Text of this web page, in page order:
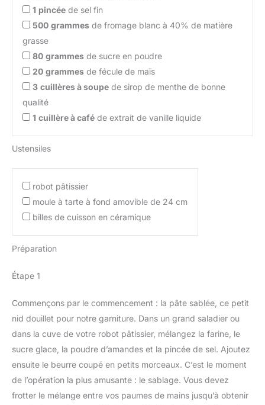
1 pincée de sel fin
500 grammes de fromage blanc à 40% de matière
grasse
80 grammes de sucre en poudre
20 grammes de fécule de maïs
3 cuillères à soupe de sirop de menthe de bonne
qualité
1 cuillère à café de extrait de vanille liquide
Ustensiles
robot pâtissier
moule à tarte à fond amovible de 24 cm
billes de cuisson en céramique
Préparation
Étape 1
Commençons par le commencement : la pâte sablée, ce petit
nid douillet pour notre garniture. Dans un grand saladier ou
dans la cuve de votre robot pâtissier, mélangez la farine, le
sucre glace, la poudre d’amandes et la pincée de sel. Ajoutez
ensuite le beurre coupé en petits morceaux. C’est le moment
de l’opération la plus amusante : le sablage. Vous devez
frotter le mélange entre vos paumes de mains jusqu’à obtenir